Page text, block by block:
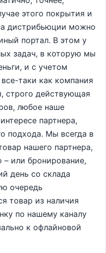
этого покрытия и
дистрибьюции можно
портал. В этом у
задач, в которую мы
и с учетом
таки как компания
строго действующая
любое наше
партнера,
подхода. Мы всегда в
нашего партнера,
– или бронирование,
день со склада
очередь
товар из наличия
по нашему каналу
к офлайновой